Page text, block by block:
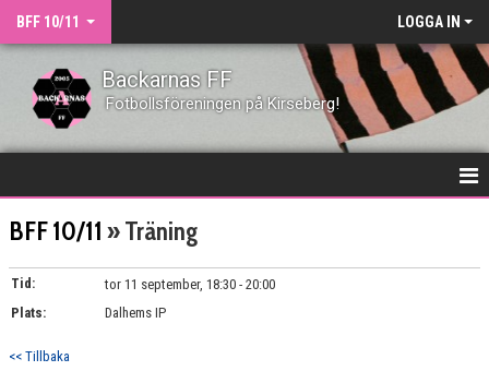
BFF 10/11 LOGGA IN
Backarnas FF
Fotbollsföreningen på Kirseberg!
HEM
NYHETER
DOKUMENT
KONTAKT
BFF 10/11 » Träning
Tid:
tor 11 september, 18:30 - 20:00
Plats:
Dalhems IP
<< Tillbaka